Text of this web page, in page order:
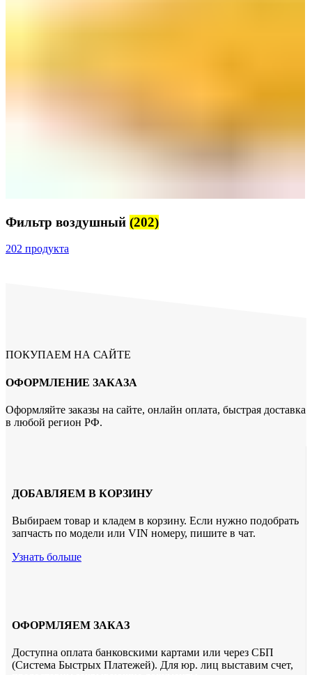
Фильтр воздушный (202)
202 продукта
ПОКУПАЕМ НА САЙТЕ
ОФОРМЛЕНИЕ ЗАКАЗА
Оформляйте заказы на сайте, онлайн оплата, быстрая доставка
в любой регион РФ.
ДОБАВЛЯЕМ В КОРЗИНУ
Выбираем товар и кладем в корзину. Если нужно подобрать
запчасть по модели или VIN номеру, пишите в чат.
Узнать больше
ОФОРМЛЯЕМ ЗАКАЗ
Доступна оплата банковскими картами или через СБП
(Система Быстрых Платежей). Для юр. лиц выставим счет,